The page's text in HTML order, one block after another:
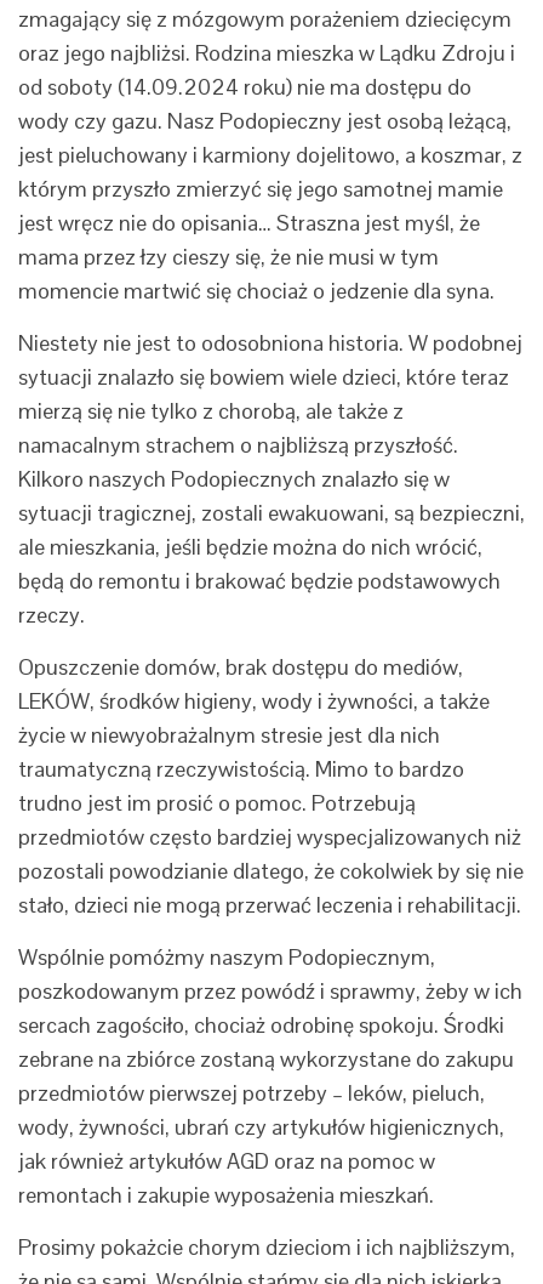
zmagający się z mózgowym porażeniem dziecięcym
oraz jego najbliżsi. Rodzina mieszka w Lądku Zdroju i
od soboty (14.09.2024 roku) nie ma dostępu do
wody czy gazu. Nasz Podopieczny jest osobą leżącą,
jest pieluchowany i karmiony dojelitowo, a koszmar, z
którym przyszło zmierzyć się jego samotnej mamie
jest wręcz nie do opisania… Straszna jest myśl, że
mama przez łzy cieszy się, że nie musi w tym
momencie martwić się chociaż o jedzenie dla syna.
Niestety nie jest to odosobniona historia. W podobnej
sytuacji znalazło się bowiem wiele dzieci, które teraz
mierzą się nie tylko z chorobą, ale także z
namacalnym strachem o najbliższą przyszłość.
Kilkoro naszych Podopiecznych znalazło się w
sytuacji tragicznej, zostali ewakuowani, są bezpieczni,
ale mieszkania, jeśli będzie można do nich wrócić,
będą do remontu i brakować będzie podstawowych
rzeczy.
Opuszczenie domów, brak dostępu do mediów,
LEKÓW, środków higieny, wody i żywności, a także
życie w niewyobrażalnym stresie jest dla nich
traumatyczną rzeczywistością. Mimo to bardzo
trudno jest im prosić o pomoc. Potrzebują
przedmiotów często bardziej wyspecjalizowanych niż
pozostali powodzianie dlatego, że cokolwiek by się nie
stało, dzieci nie mogą przerwać leczenia i rehabilitacji.
Wspólnie pomóżmy naszym Podopiecznym,
poszkodowanym przez powódź i sprawmy, żeby w ich
sercach zagościło, chociaż odrobinę spokoju. Środki
zebrane na zbiórce zostaną wykorzystane do zakupu
przedmiotów pierwszej potrzeby – leków, pieluch,
wody, żywności, ubrań czy artykułów higienicznych,
jak również artykułów AGD oraz na pomoc w
remontach i zakupie wyposażenia mieszkań.
Prosimy pokażcie chorym dzieciom i ich najbliższym,